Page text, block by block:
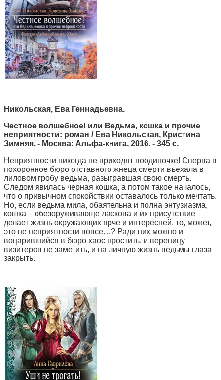
Никольская, Ева Геннадьевна.
Честное волшебное! или Ведьма, кошка и прочие
неприятности: роман / Ева Никольская, Кристина
Зимняя. - Москва: Альфа-книга, 2016. - 345 с.
Неприятности никогда не приходят поодиночке! Сперва в
похоронное бюро отставного жнеца смерти въехала в
лиловом гробу ведьма, разыгравшая свою смерть.
Следом явилась черная кошка, а потом такое началось,
что о привычном спокойствии оставалось только мечтать.
Но, если ведьма мила, обаятельна и полна энтузиазма,
кошка – обезоруживающе ласкова и их присутствие
делает жизнь окружающих ярче и интересней, то, может,
это не неприятности вовсе…? Ради них можно и
воцарившийся в бюро хаос простить, и вереницу
визитеров не заметить, и на личную жизнь ведьмы глаза
закрыть.